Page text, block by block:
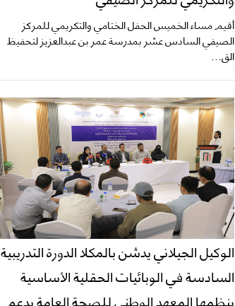
أقيم مساء الخميس الحفل الختامي والتكريمي للمركز
الصيفي السادس عشر بمدرسة عمر بن عبدالعزيز لتحفيظ
الق...
الوكيل الجيلاني يدشن بالمكلا الدورة التدريبية
السادسة في الوبائيات الحقلية الأساسية
ينظمها المعهد الوطني للصحة العامة بدعم